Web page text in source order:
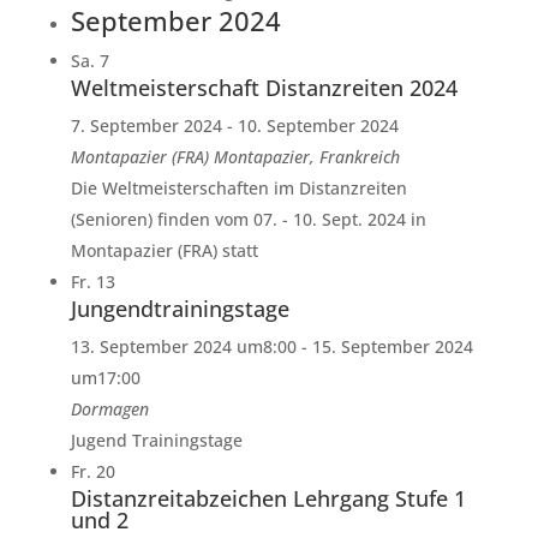
September 2024
Sa. 7
Weltmeisterschaft Distanzreiten 2024
7. September 2024- 10. September 2024
Montapazier (FRA) Montapazier, Frankreich
Die Weltmeisterschaften im Distanzreiten
(Senioren) finden vom 07. - 10. Sept. 2024 in
Montapazier (FRA) statt
Fr. 13
Jungendtrainingstage
13. September 2024 um8:00- 15. September 2024
um17:00
Dormagen
Jugend Trainingstage
Fr. 20
Distanzreitabzeichen Lehrgang Stufe 1
und 2